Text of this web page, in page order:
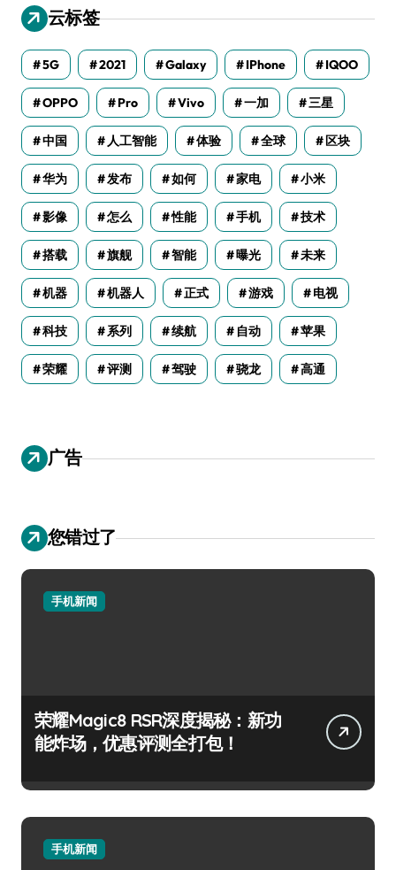
云标签
5G 2021 Galaxy IPhone IQOO
OPPO Pro Vivo 一加 三星
中国 人工智能 体验 全球 区块
华为 发布 如何 家电 小米
影像 怎么 性能 手机 技术
搭载 旗舰 智能 曝光 未来
机器 机器人 正式 游戏 电视
科技 系列 续航 自动 苹果
荣耀 评测 驾驶 骁龙 高通
广告
您错过了
手机新闻
荣耀Magic8 RSR深度揭秘：新功
能炸场，优惠评测全打包！
手机新闻